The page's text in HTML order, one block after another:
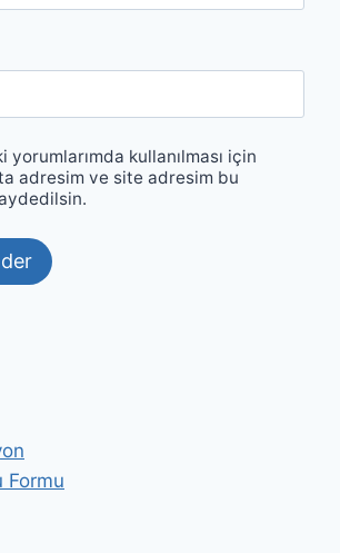
yorumlarımda kullanılması için
adresim ve site adresim bu
Formu